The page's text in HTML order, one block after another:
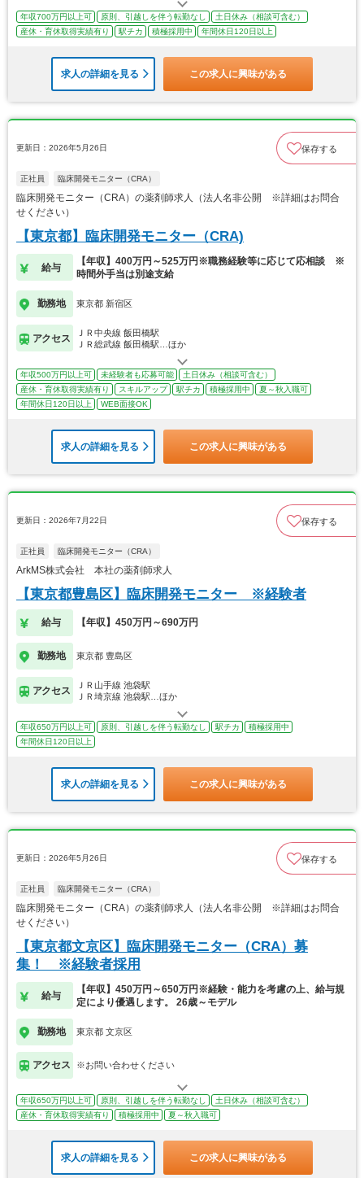
年収700万円以上可 原則、引越しを伴う転勤なし
土日休み（相談可含む）
産休・育休取得実績有り
駅チカ 積極採用中 年間休日120日以上
求人の詳細を見る この求人に興味がある
更新日：2026年5月26日 保存する
正社員 臨床開発モニター（CRA）
臨床開発モニター（CRA）の薬剤師求人（法人名非公開 ※詳細はお問合
せください）
【東京都】臨床開発モニター（CRA)
給与
【年収】400万円～525万円※職務経験等に応じて応相談 ※
時間外手当は別途支給
勤務地 東京都 新宿区
アクセス
ＪＲ中央線 飯田橋駅
ＪＲ総武線 飯田橋駅…ほか
年収500万円以上可 未経験者も応募可能
土日休み（相談可含む）
産休・育休取得実績有り
スキルアップ 駅チカ 積極採用中
夏～秋入職可
年間休日120日以上
WEB面接OK
求人の詳細を見る この求人に興味がある
更新日：2026年7月22日 保存する
正社員 臨床開発モニター（CRA）
ArkMS株式会社 本社の薬剤師求人
【東京都豊島区】臨床開発モニター ※経験者
給与 【年収】450万円～690万円
勤務地 東京都 豊島区
アクセス
ＪＲ山手線 池袋駅
ＪＲ埼京線 池袋駅…ほか
年収650万円以上可 原則、引越しを伴う転勤なし 駅チカ
積極採用中
年間休日120日以上
求人の詳細を見る この求人に興味がある
更新日：2026年5月26日 保存する
正社員 臨床開発モニター（CRA）
臨床開発モニター（CRA）の薬剤師求人（法人名非公開 ※詳細はお問合
せください）
【東京都文京区】臨床開発モニター（CRA）募
集！ ※経験者採用
給与
【年収】450万円～650万円※経験・能力を考慮の上、給与規
定により優遇します。 26歳～モデル
勤務地 東京都 文京区
アクセス ※お問い合わせください
年収650万円以上可 原則、引越しを伴う転勤なし
土日休み（相談可含む）
産休・育休取得実績有り
積極採用中 夏～秋入職可
求人の詳細を見る この求人に興味がある